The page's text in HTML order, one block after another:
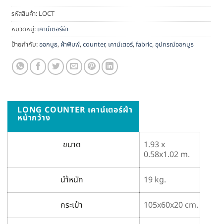
รหัสสินค้า: LOCT
หมวดหมู่: เคาน์เตอร์ผ้า
ป้ายกำกับ:ออกบูธ, ผ้าพิมพ์,counter, เคาน์เตอร์,fabric,อุปกรณ์ออกบูธ
LONG COUNTER เคาน์เตอร์ผ้า
หน้ากว้าง
ขนาด
1.93 x
0.58x1.02 m.
นำ้หนัก 19 kg.
กระเป๋า 105x60x20 cm.